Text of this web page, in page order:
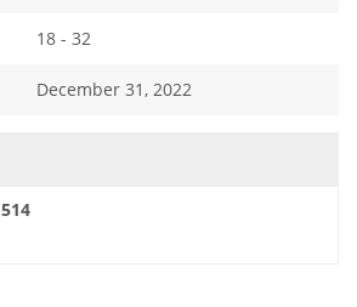
18 - 32
December 31, 2022
514